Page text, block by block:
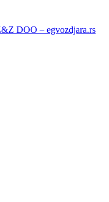
DOO – egvozdjara.rs